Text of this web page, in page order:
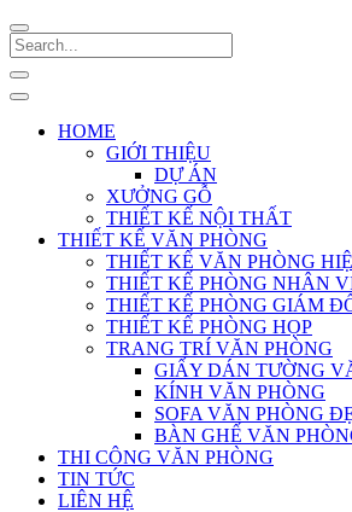
HOME
GIỚI THIỆU
DỰ ÁN
XƯỞNG GỖ
THIẾT KẾ NỘI THẤT
THIẾT KẾ VĂN PHÒNG
THIẾT KẾ VĂN PHÒNG
THIẾT KẾ PHÒNG NHÂN
THIẾT KẾ PHÒNG GIÁM
THIẾT KẾ PHÒNG HỌP
TRANG TRÍ VĂN PHÒNG
GIẤY DÁN TƯỜNG
KÍNH VĂN PHÒNG
SOFA VĂN PHÒNG
BÀN GHẾ VĂN
THI CÔNG VĂN PHÒNG
TIN TỨC
LIÊN HỆ